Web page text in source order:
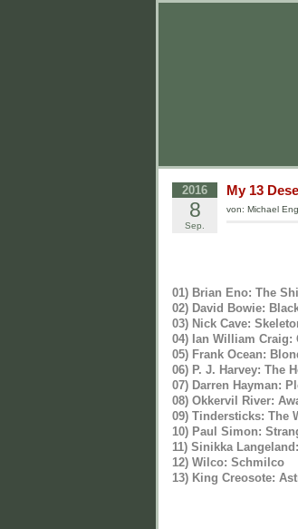
2016
8
Sep.
My 13
von: Michael
01) Brian Eno: The
02) David Bowie:
03) Nick Cave:
04) Ian William Craig:
05) Frank Ocean:
06) P. J. Harvey: The
07) Darren Hayman:
08) Okkervil River:
09) Tindersticks: The
10) Paul Simon:
11) Sinikka
12) Wilco: Schmilco
13) King Creosote: